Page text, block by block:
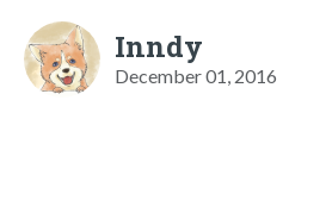
Inndy
December 01, 2016